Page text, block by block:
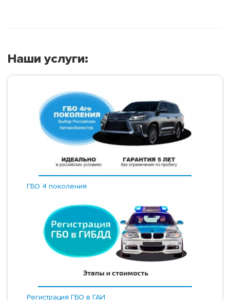
Наши услуги:
ГБО 4 поколения
Регистрация ГБО в ГАИ